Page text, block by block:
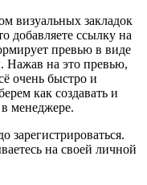
визуальных закладок
добавляете ссылку на
превью в виде
Нажав на это превью,
очень быстро и
как создавать и
в менеджере.
зарегистрироваться.
на своей личной